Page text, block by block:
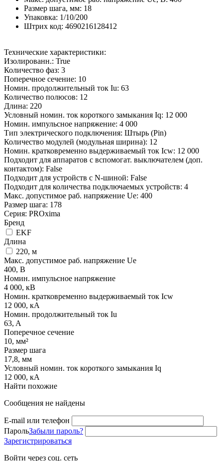
Размер шага, мм: 18
Упаковка: 1/10/200
Штрих код: 4690216128412
Технические характеристики:
Изолированн.: True
Количество фаз: 3
Поперечное сечение: 10
Номин. продолжительный ток Iu: 63
Количество полюсов: 12
Длина: 220
Условный номин. ток короткого замыкания Iq: 12 000
Номин. импульсное напряжение: 4 000
Тип электрического подключения: Штырь (Pin)
Количество модулей (модульная ширина): 12
Номин. кратковременно выдерживаемый ток Icw: 12 000
Подходит для аппаратов с вспомогат. выключателем (доп.
контактом): False
Подходит для устройств с N-шиной: False
Подходит для количества подключаемых устройств: 4
Макс. допустимое раб. напряжение Ue: 400
Размер шага: 178
Серия: PROxima
Бренд
EKF
Длина
220, м
Макс. допустимое раб. напряжение Ue
400, В
Номин. импульсное напряжение
4 000, кВ
Номин. кратковременно выдерживаемый ток Icw
12 000, кА
Номин. продолжительный ток Iu
63, A
Поперечное сечение
10, мм²
Размер шага
17,8, мм
Условный номин. ток короткого замыкания Iq
12 000, кА
Найти похожие
Сообщения не найдены
E-mail или телефон
ПарольЗабыли пароль?
Зарегистрироваться
Войти через соц. сеть